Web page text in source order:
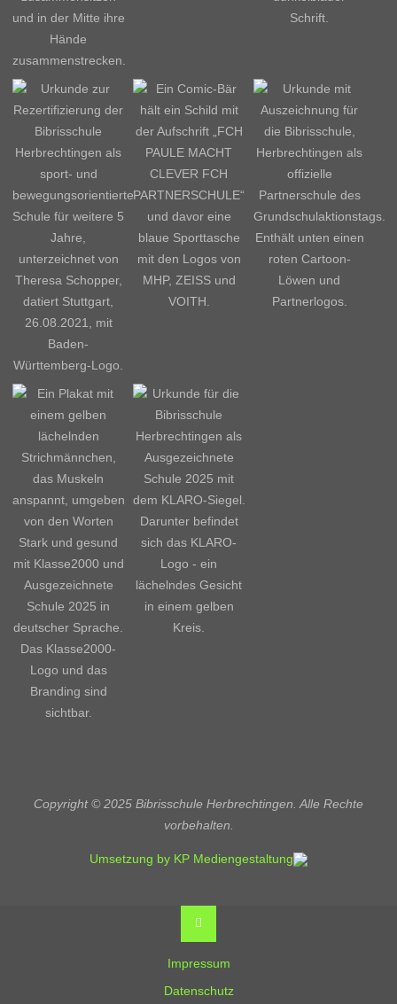
Copyright © 2025 Bibrisschule Herbrechtingen. Alle Rechte
vorbehalten.
Umsetzung by KP Mediengestaltung
Impressum
Datenschutz
Back
to
Top